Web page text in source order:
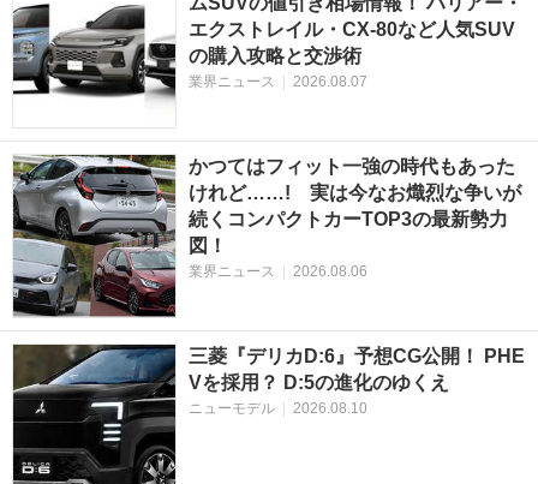
エクストレイル・CX-80など人気SUV
の購入攻略と交渉術
業界ニュース 2026.08.07
かつてはフィット一強の時代もあった
けれど……! 実は今なお熾烈な争いが
続くコンパクトカーTOP3の最新勢力
図！
業界ニュース | 2026.08.06
三菱『デリカD:6』予想CG公開！ PHE
Vを採用？ D:5の進化のゆくえ
ニューモデル | 2026.08.10